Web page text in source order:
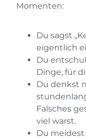
Momenten:
Du sagst
eigentlich
Du
Dinge, für
Du denkst
Falsches
viel warst.
Du meidest